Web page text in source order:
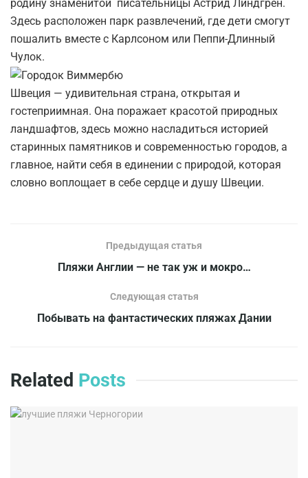
родину знаменитой писательницы Астрид Линдгрен.
Здесь расположен парк развлечений, где дети смогут
пошалить вместе с Карлсоном или Пеппи-Длинный
Чулок.
Швеция — удивительная страна, открытая и
гостеприимная. Она поражает красотой природных
ландшафтов, здесь можно насладиться историей
старинных памятников и современностью городов, а
главное, найти себя в единении с природой, которая
словно воплощает в себе сердце и душу Швеции.
Предыдущая статья
Пляжи Англии — не так уж и мокро…
Следующая статья
Побывать на фантастических пляжах Дании
Related Posts